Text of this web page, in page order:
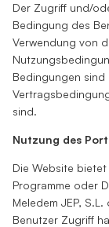
Der Zugriff und/
Bedingung des
Verwendung von
Bedingungen
sind.
Nutzung des
Die Website
Programme oder
Meledem JEP,
Benutzer Zugriff